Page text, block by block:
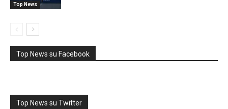
Top News
Top News su Facebook
Top News su Twitter